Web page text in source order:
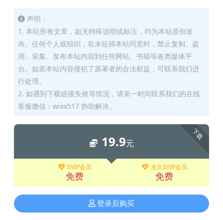
声明：
1. 本站所有文章，如无特殊说明或标注，均为本站原创发
布。任何个人或组织，在未征得本站同意时，禁止复制、盗
用、采集、发布本站内容到任何网站、书籍等各类媒体平
台。如若本站内容侵犯了原著者的合法权益，可联系我们进
行处理。
2. 如遇到下载链接失效等情况，请第一时间联系我们的在线
客服微信：wixx517 协助解决。
下载
19.9元
SVIP会员
免费
永久SVIP会员
免费
登录后购买